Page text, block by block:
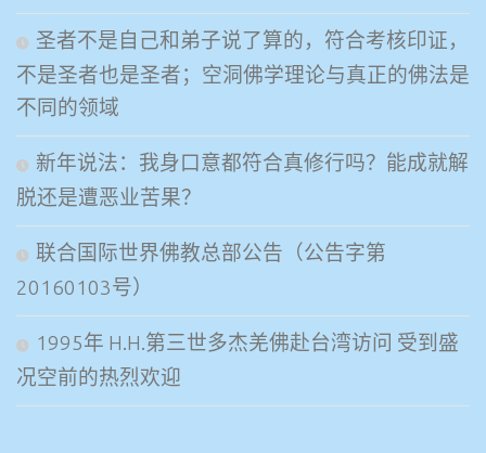
圣者不是自己和弟子说了算的，符合考核印证，
不是圣者也是圣者；空洞佛学理论与真正的佛法是
不同的领域
新年说法：我身口意都符合真修行吗？能成就解
脱还是遭恶业苦果？
联合国际世界佛教总部公告（公告字第
20160103号）
1995年 H.H.第三世多杰羌佛赴台湾访问 受到盛
况空前的热烈欢迎